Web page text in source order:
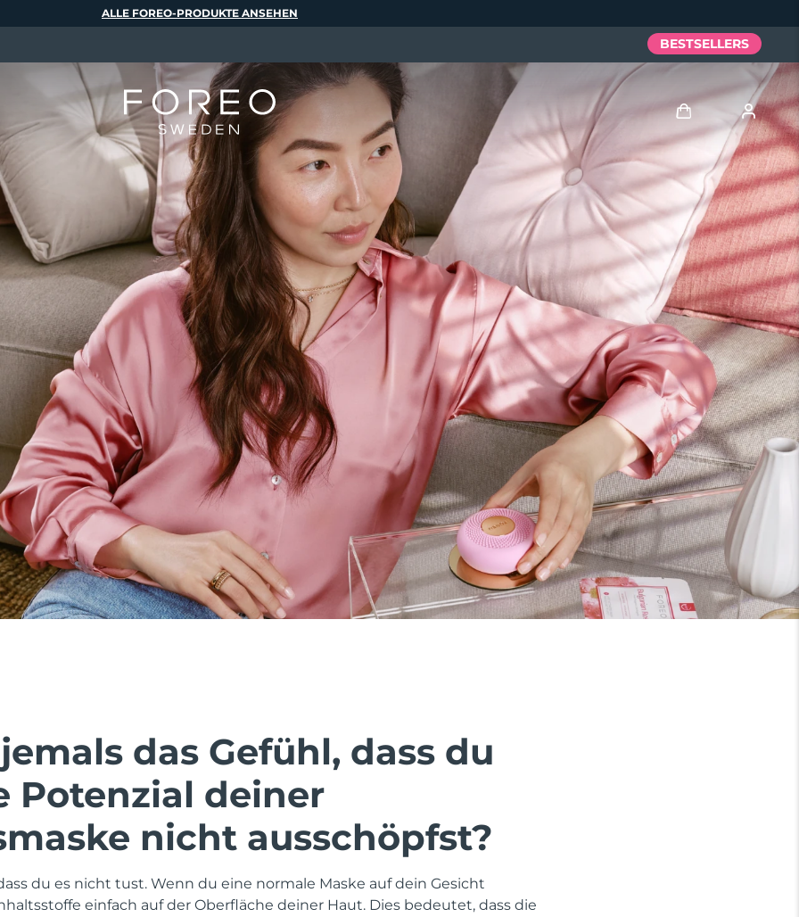
das Gefühl, dass du
Potenzial deiner
nicht ausschöpfst?
du es nicht tust. Wenn du eine normale Maske auf dein Gesicht
einfach auf der Oberfläche deiner Haut. Dies bedeutet, dass die
ALLE FOREO-PRODUKTE ANSEHEN
BESTSELLERS
Anmelden
Benutzerkonto
Meine Geräte
Meine Bestellungen
Meine Adressen
Meine Abonnements